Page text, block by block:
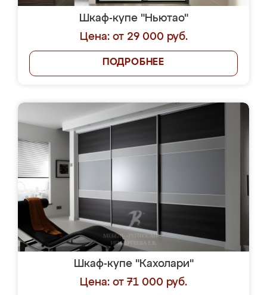
Шкаф-купе "Ньютао"
Цена: от 29 000 руб.
ПОДРОБНЕЕ
Шкаф-купе "Кахолари"
Цена: от 71 000 руб.